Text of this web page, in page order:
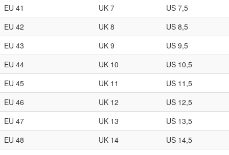
EU 41
UK 7
US 7,5
EU 42
UK 8
US 8,5
EU 43
UK 9
US 9,5
EU 44
UK 10
US 10,5
EU 45
UK 11
US 11,5
EU 46
UK 12
US 12,5
EU 47
UK 13
US 13,5
EU 48
UK 14
US 14,5